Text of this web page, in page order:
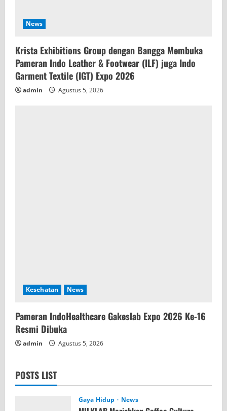
News
Krista Exhibitions Group dengan Bangga Membuka
Pameran Indo Leather & Footwear (ILF) juga Indo
Garment Textile (IGT) Expo 2026
admin Agustus 5, 2026
Kesehatan News
Pameran IndoHealthcare Gakeslab Expo 2026 Ke-16
Resmi Dibuka
admin Agustus 5, 2026
POSTS LIST
Gaya Hidup News